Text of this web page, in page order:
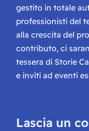
gestito in totale
professionisti del
alla crescita del
contributo, ci
tessera di Storie
e inviti ad eventi
Lascia un